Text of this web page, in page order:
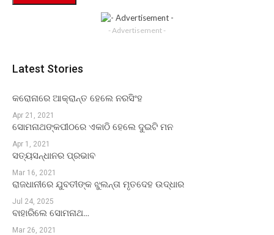
- Advertisement -
Latest Stories
କରୋନାରେ ଆକ୍ରାନ୍ତ ହେଲେ ନରସିଂହ
Apr 21, 2021
ସୋମନାଥଙ୍କପୀଠରେ ଏକାଠି ହେଲେ ଦୁଇଟି ମନ
Apr 1, 2021
ସତ୍ୟସନ୍ଧାନର ପ୍ରଭାବ
Mar 16, 2021
ରାଜଧାନୀରେ ଯୁବତୀଙ୍କ ଝୁଲନ୍ତା ମୃତଦେହ ଉଦ୍ଧାର
Jul 24, 2025
ବାହାରିଲେ ସୋମନାଥ…
Mar 26, 2021